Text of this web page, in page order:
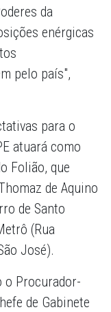
da
enérgicas
pelo país",
para o
atuará como
Folião, que
de Aquino
de Santo
(Rua
José).
o Procurador-
de Gabinete